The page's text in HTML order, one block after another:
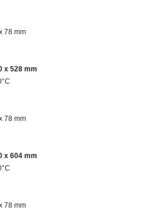
78 mm
x 528 mm
78 mm
x 604 mm
78 mm